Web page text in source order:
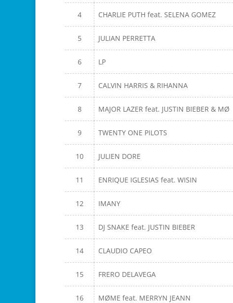
4 CHARLIE PUTH feat. SELENA GOMEZ
5 JULIAN PERRETTA
6 LP
7 CALVIN HARRIS & RIHANNA
8 MAJOR LAZER feat. JUSTIN BIEBER & MØ
9 TWENTY ONE PILOTS
10 JULIEN DORE
11 ENRIQUE IGLESIAS feat. WISIN
12 IMANY
13 DJ SNAKE feat. JUSTIN BIEBER
14 CLAUDIO CAPEO
15 FRERO DELAVEGA
16 MØME feat. MERRYN JEANN